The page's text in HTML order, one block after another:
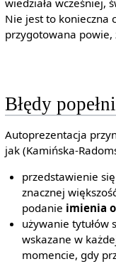
wiedziała wcześniej,
Nie jest to konieczna
przygotowana powie,
Błędy
Autoprezentacja
jak (Kamińska-
przedstawienie
znacznej
podanie imienia
używanie tytułów
wskazane w
momencie, gdy